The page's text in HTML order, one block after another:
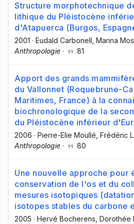
Structure morphotechnique
lithique du Pléistocène
d'Atapuerca (Burgos,
2001 · Eudald Carbonell , Marina
Anthropologie · 81
Apport des grands
du Vallonnet (Roquebrune-
Maritimes, France) à la
biochronologique de la
du Pléistocène inférieur
2006 · Pierre-Elie Moullé , Frédéric
Anthropologie · 80
Une nouvelle approche pour
conservation de l'os et du
mesures isotopiques
isotopes stables du carbone
2005 · Hervé Bocherens ,